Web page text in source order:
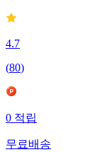
4.7
(80)
0 적립
무료배송